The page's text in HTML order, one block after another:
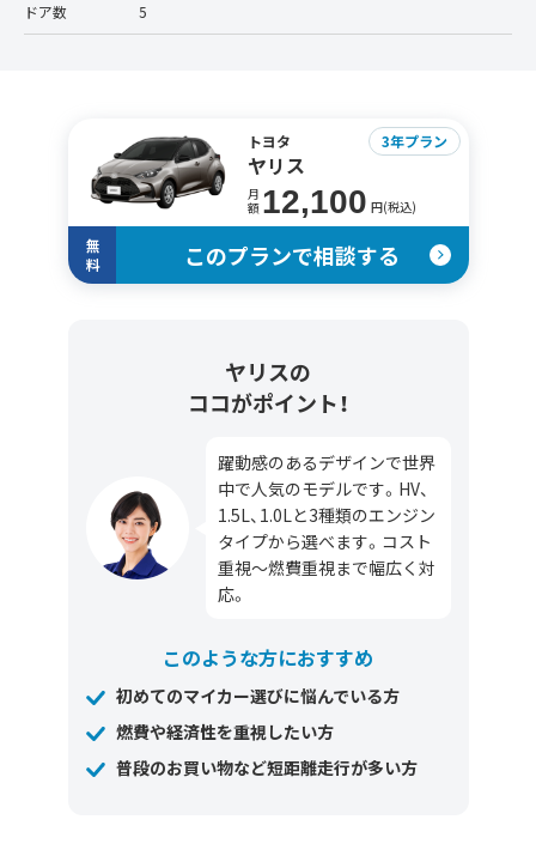
ドア数 5
トヨタ
ヤリス
月
額 12,100 円(税込)
3年プラン
無
料
このプランで相談する
ヤリスの
ココがポイント！
躍動感のあるデザインで世界
中で人気のモデルです。HV、
1.5L、1.0Lと3種類のエンジン
タイプから選べます。コスト
重視～燃費重視まで幅広く対
応。
このような方におすすめ
初めてのマイカー選びに悩んでいる方
燃費や経済性を重視したい方
普段のお買い物など短距離走行が多い方